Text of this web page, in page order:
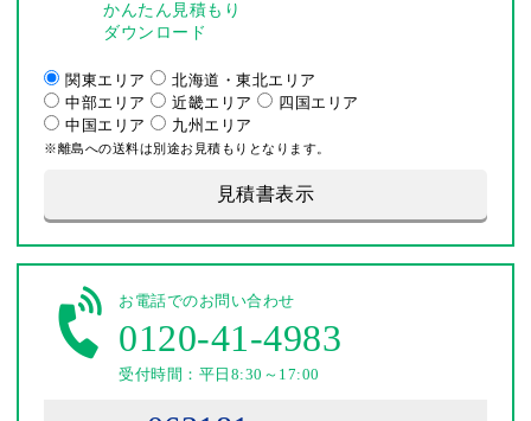
かんたん見積もり
ダウンロード
関東エリア
北海道・東北エリア
中部エリア
近畿エリア
四国エリア
中国エリア
九州エリア
※離島への送料は別途お見積もりとなります。
見積書表示
お電話でのお問い合わせ
0120-41-4983
受付時間：平日8:30～17:00